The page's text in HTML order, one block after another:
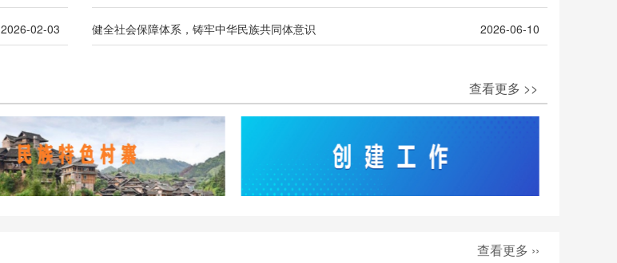
2026-02-03 健全社会保障体系，铸牢中华民族共同体意识 2026-06-10
查看更多 >>
查看更多 ››